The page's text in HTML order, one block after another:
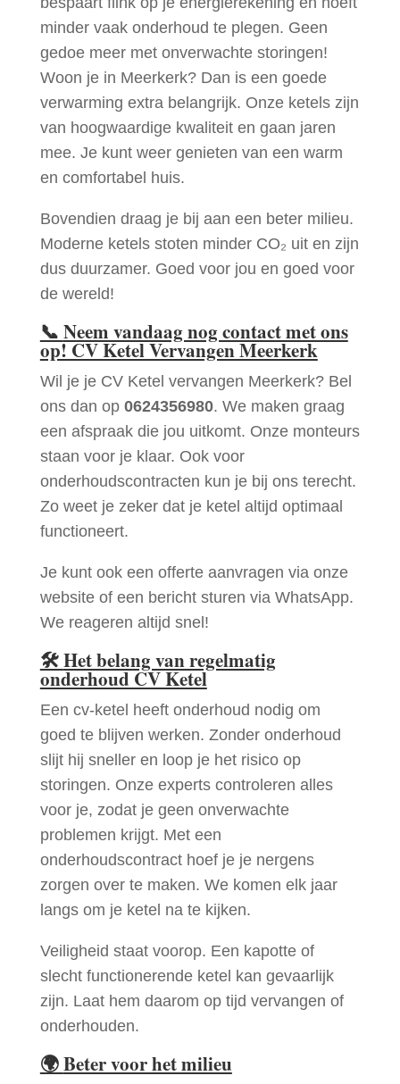
minder vaak onderhoud te plegen. Geen
gedoe meer met onverwachte storingen!
Woon je in Meerkerk? Dan is een goede
verwarming extra belangrijk. Onze ketels zijn
van hoogwaardige kwaliteit en gaan jaren
mee. Je kunt weer genieten van een warm
en comfortabel huis.
Bovendien draag je bij aan een beter milieu.
Moderne ketels stoten minder CO₂ uit en zijn
dus duurzamer. Goed voor jou en goed voor
de wereld!
📞 Neem vandaag nog contact met ons
op! CV Ketel Vervangen Meerkerk
Wil je je CV Ketel vervangen Meerkerk? Bel
ons dan op 0624356980. We maken graag
een afspraak die jou uitkomt. Onze monteurs
staan voor je klaar. Ook voor
onderhoudscontracten kun je bij ons terecht.
Zo weet je zeker dat je ketel altijd optimaal
functioneert.
Je kunt ook een offerte aanvragen via onze
website of een bericht sturen via WhatsApp.
We reageren altijd snel!
🛠Het belang van regelmatig
onderhoud CV Ketel
Een cv-ketel heeft onderhoud nodig om
goed te blijven werken. Zonder onderhoud
slijt hij sneller en loop je het risico op
storingen. Onze experts controleren alles
voor je, zodat je geen onverwachte
problemen krijgt. Met een
onderhoudscontract hoef je je nergens
zorgen over te maken. We komen elk jaar
langs om je ketel na te kijken.
Veiligheid staat voorop. Een kapotte of
slecht functionerende ketel kan gevaarlijk
zijn. Laat hem daarom op tijd vervangen of
onderhouden.
🌍Beter voor het milieu